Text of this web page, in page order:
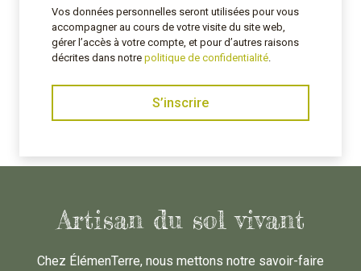
Vos données personnelles seront utilisées pour vous
accompagner au cours de votre visite du site web,
gérer l’accès à votre compte, et pour d’autres raisons
décrites dans notre politique de confidentialité.
S’inscrire
Artisan du sol vivant
Chez ÉlémenTerre, nous mettons notre savoir-faire